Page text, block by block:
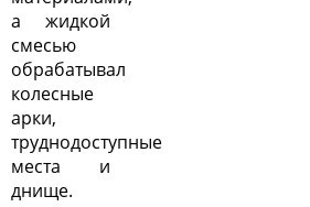
а жидкой
смесью
обрабатывал
колесные
арки,
труднодоступные
места и
днище.